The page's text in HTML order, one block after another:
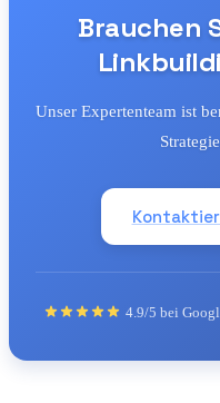
Brauchen
Unser Expertenteam ist
4.9/5 bei